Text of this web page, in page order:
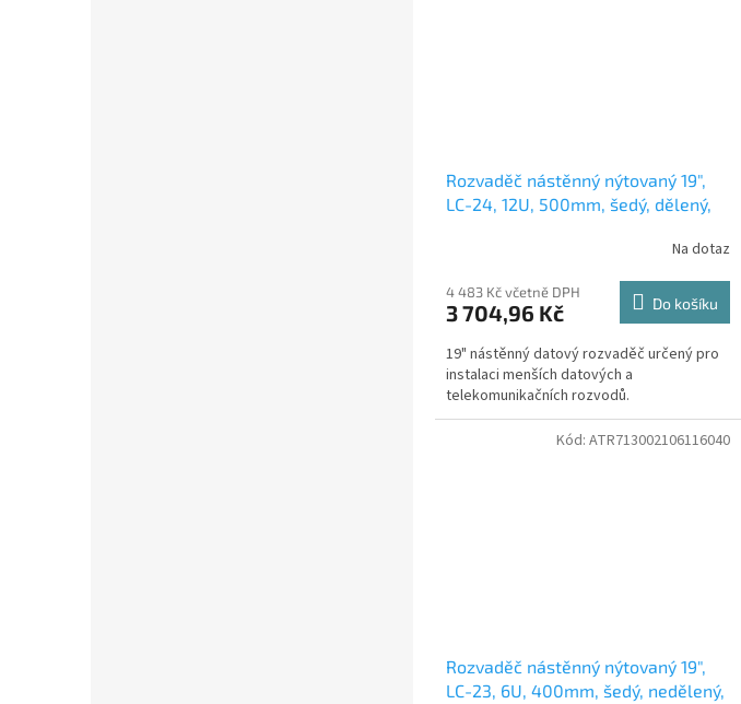
Rozvaděč nástěnný nýtovaný 19",
LC-24, 12U, 500mm, šedý, dělený,
Na dotaz
4 483 Kč včetně DPH
3 704,96 Kč Do košíku
19" nástěnný datový rozvaděč určený pro
instalaci menších datových a
telekomunikačních rozvodů.
Rozvaděč nástěnný nýtovaný 19",
LC-23, 6U, 400mm, šedý, nedělený,
Kód: ATR713002106116040